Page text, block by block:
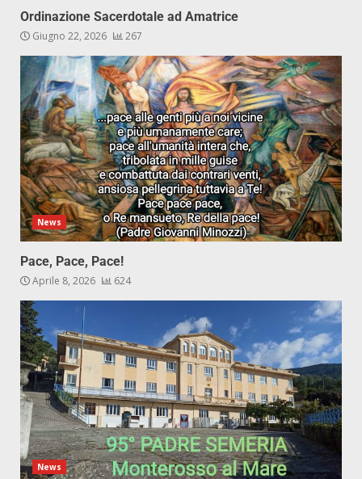
Ordinazione Sacerdotale ad Amatrice
Giugno 22, 2026 267
News
Pace, Pace, Pace!
Aprile 8, 2026 624
News